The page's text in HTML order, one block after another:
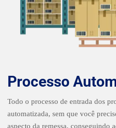
Processo
Todo o processo de entrada dos
automatizada, sem que você
aspecto da remessa, conseguindo